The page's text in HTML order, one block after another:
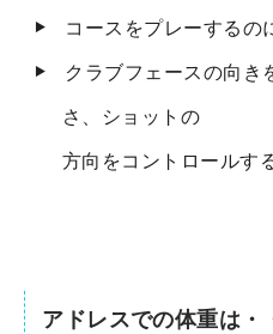
コースをプレーするの
クラブフェースの向き
さ、ショットの
方向をコントロールす
アドレスでの体重は・